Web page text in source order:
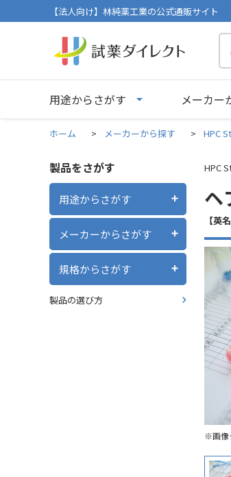
【法人向け】林純薬工業の公式通販サイト
用途からさがす メーカー
ホーム > メーカーから探す > HPC
製品をさがす
用途からさがす
メーカーからさがす
規格からさがす
製品の選び方
HPC
ヘ
【英
※画像